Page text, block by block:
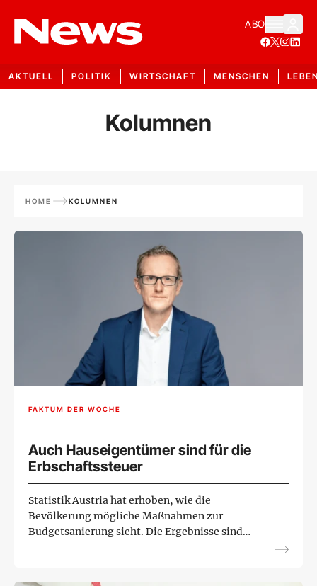
ABO
AKTUELL POLITIK WIRTSCHAFT MENSCHEN
Kolumnen
HOME KOLUMNEN
FAKTUM DER WOCHE
Auch Hauseigentümer sind für die
Erbschaftssteuer
Statistik Austria hat erhoben, wie die
Bevölkerung mögliche Maßnahmen zur
Budgetsanierung sieht. Die Ergebnisse sind